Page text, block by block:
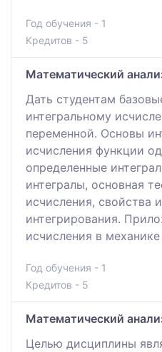
Год обучения - 1
Кредитов - 5
Математический
Дать студентам
интегральному
переменной. Основы
исчисления функции
определенные
интегралы, основная
исчисления, свойства
интегрирования.
исчисления в
Год обучения - 1
Кредитов - 5
Математический
Целью дисциплины